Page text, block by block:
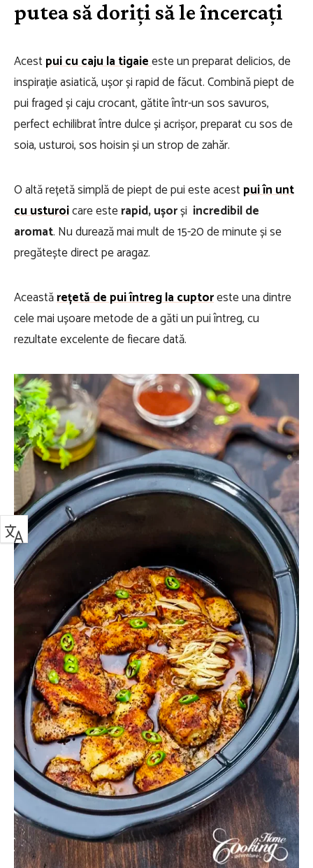
putea să doriți să le încercați
Acestpui cu caju la tigaieeste un preparat delicios, de
inspirație asiatică, ușor și rapid de făcut. Combină piept de
pui fraged și caju crocant, gătite într-un sos savuros,
perfect echilibrat între dulce și acrișor, preparat cu sos de
soia, usturoi, sos hoisin și un strop de zahăr.
O altă rețetă simplă de piept de pui este acestpui în unt
cu usturoicare esterapid, ușorși incredibil de
aromat. Nu durează mai mult de 15-20 de minute și se
pregătește direct pe aragaz.
Aceastărețetă de pui întreg la cuptoreste una dintre
cele mai ușoare metode de a găti un pui întreg, cu
rezultate excelente de fiecare dată.